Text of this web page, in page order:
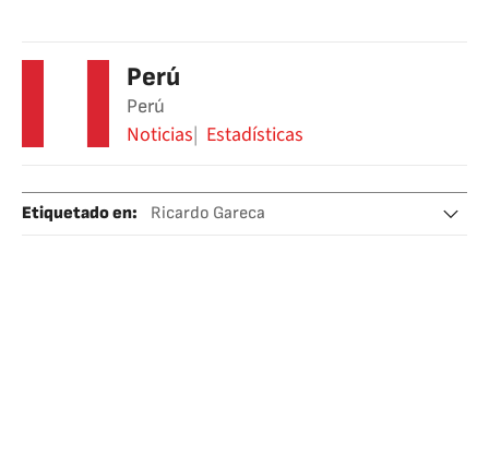
Perú
Perú
Noticias Estadísticas
Etiquetado en:
Ricardo Gareca